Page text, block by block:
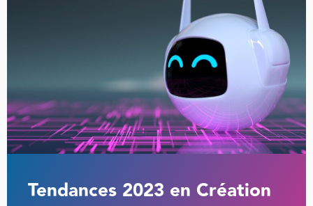
Tendances 2023 en Création